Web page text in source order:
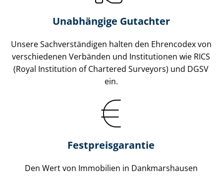
Unabhängige Gutachter
Unsere Sach­ver­stän­di­gen halten den Ehrencodex von
verschiedenen Verbänden und Institutionen wie RICS
(Royal Institution of Chartered Surveyors) und DGSV
ein.
Festpreis​garantie
Den Wert von Immobilien in Dankmarshausen